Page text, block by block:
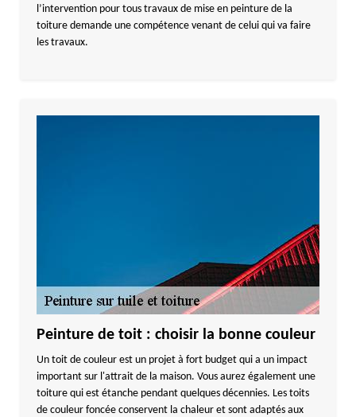
l’intervention pour tous travaux de mise en peinture de la
toiture demande une compétence venant de celui qui va faire
les travaux.
Peinture de toit : choisir la bonne couleur
Un toit de couleur est un projet à fort budget qui a un impact
important sur l'attrait de la maison. Vous aurez également une
toiture qui est étanche pendant quelques décennies. Les toits
de couleur foncée conservent la chaleur et sont adaptés aux